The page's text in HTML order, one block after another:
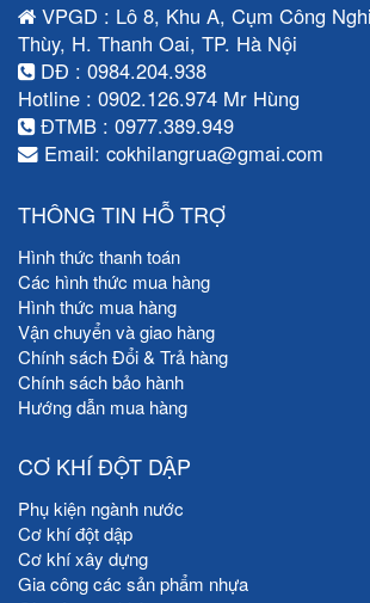
VPGD : Lô 8, Khu A, Cụm Công
Thùy, H. Thanh Oai, TP. Hà Nội
DĐ : 0984.204.938
Hotline : 0902.126.974 Mr Hùng
ĐTMB : 0977.389.949
Email: cokhilangrua@gmai.com
THÔNG TIN HỖ TRỢ
Hình thức thanh toán
Các hình thức mua hàng
Hình thức mua hàng
Vận chuyển và giao hàng
Chính sách Đổi & Trả hàng
Chính sách bảo hành
Hướng dẫn mua hàng
CƠ KHÍ ĐỘT DẬP
Phụ kiện ngành nước
Cơ khí đột dập
Cơ khí xây dựng
Gia công các sản phẩm nhựa